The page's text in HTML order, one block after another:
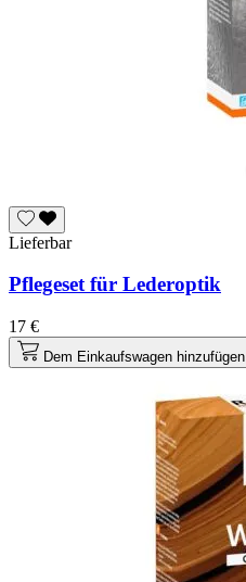
Lieferbar
Pflegeset für Lederoptik
17 €
Dem Einkaufswagen hinzufügen